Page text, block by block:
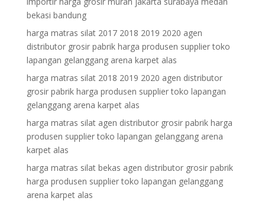
bekasi bandung
harga matras silat 2017 2018 2019 2020 agen
distributor grosir pabrik harga produsen supplier toko
lapangan gelanggang arena karpet alas
harga matras silat 2018 2019 2020 agen distributor
grosir pabrik harga produsen supplier toko lapangan
gelanggang arena karpet alas
harga matras silat agen distributor grosir pabrik harga
produsen supplier toko lapangan gelanggang arena
karpet alas
harga matras silat bekas agen distributor grosir pabrik
harga produsen supplier toko lapangan gelanggang
arena karpet alas